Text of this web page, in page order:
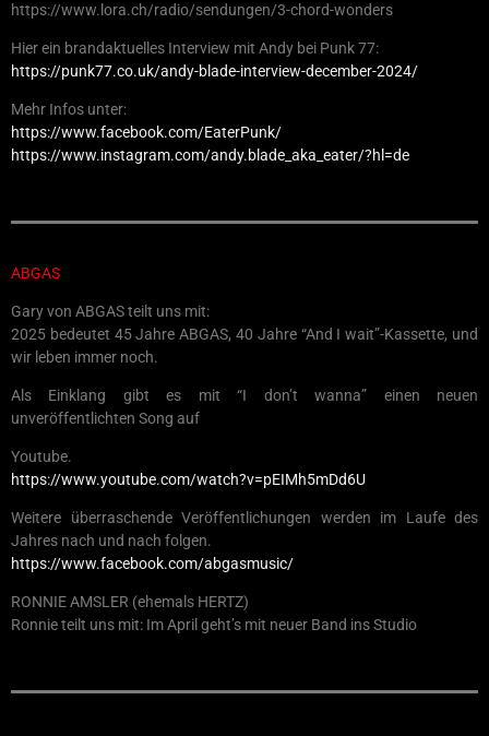
https://www.lora.ch/radio/sendungen/3-chord-wonders
Hier ein brandaktuelles Interview mit Andy bei Punk 77:
https://punk77.co.uk/andy-blade-interview-december-2024/
Mehr Infos unter:
https://www.facebook.com/EaterPunk/
https://www.instagram.com/andy.blade_aka_eater/?hl=de
ABGAS
Gary von ABGAS teilt uns mit:
2025 bedeutet 45 Jahre ABGAS, 40 Jahre “And I wait”-Kassette, und
wir leben immer noch.
Als Einklang gibt es mit “I don’t wanna” einen neuen
unveröffentlichten Song auf
Youtube.
https://www.youtube.com/watch?v=pEIMh5mDd6U
Weitere überraschende Veröffentlichungen werden im Laufe des
Jahres nach und nach folgen.
https://www.facebook.com/abgasmusic/
RONNIE AMSLER (ehemals HERTZ)
Ronnie teilt uns mit: Im April geht’s mit neuer Band ins Studio